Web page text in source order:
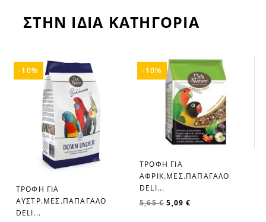
ΣΤΗΝ ΙΔΙΑ ΚΑΤΗΓΟΡΙΑ
ΤΡΟΦH ΓΙΑ
ΑΥΣΤΡ.ΜΕΣ.ΠΑΠΑΓΑΛΟ
DELI...
-10%
ΤΡΟΦH ΓΙΑ
ΑΦΡΙΚ.ΜΕΣ.ΠΑΠΑΓΑΛΟ
DELI...
5,65 € 5,09 €
-10%